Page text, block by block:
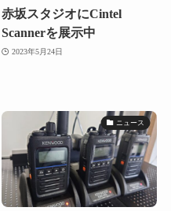
赤坂スタジオにCintel
Scannerを展示中
2023年5月24日
ニュース